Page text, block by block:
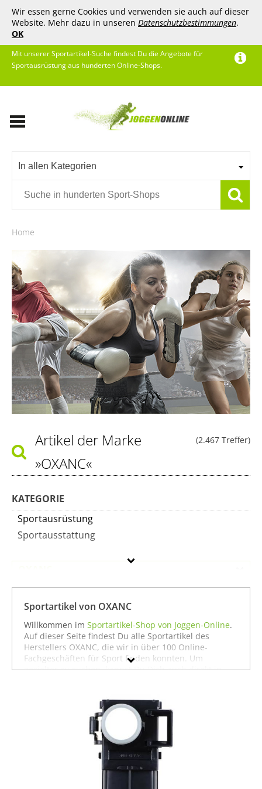
Wir essen gerne Cookies und verwenden sie auch auf dieser
Website. Mehr dazu in unseren Datenschutzbestimmungen.
OK
Mit unserer Sportartikel-Suche findest Du die Angebote für
Sportausrüstung aus hunderten Online-Shops.
In allen Kategorien
Home
(2.467 Treffer)
Artikel der Marke
»OXANC«
KATEGORIE
Sportausrüstung
Sportausstattung
Preis
% Sale
Farbe
Sportartikel von OXANC
Willkommen im Sportartikel-Shop von Joggen-Online.
Auf dieser Seite findest Du alle Sportartikel des
Herstellers OXANC, die wir in über 100 Online-
Fachgeschäften für Sport finden konnten. Um
gezielter zu suchen, kannst Du Dich auch direkt in
OXANC für die Sportart Sportausrüstung
zu bieten hat. Wenn Du dort nicht findest, was Du
suchst, stöbere doch einfach ja nach Deiner Sportart
in der jeweiligen Sportabteilung - wir haben für fast
jeden Sport ein breites Angebot - vom
Fitnessund Boxen
wünschen wir Dir viel Spaß und Erfolg mit Deinem